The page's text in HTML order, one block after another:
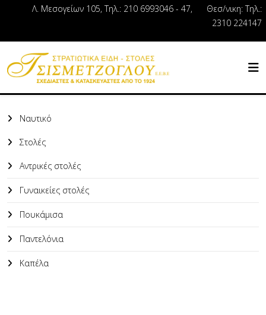
Λ. Μεσογείων 105, Τηλ.: 210 6993046 - 47, Θεσ/νικη: Τηλ.:
2310 224147
Ναυτικό
Στολές
Αντρικές στολές
Γυναικείες στολές
Πουκάμισα
Παντελόνια
Καπέλα